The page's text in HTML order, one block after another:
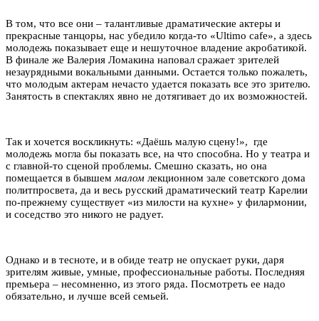
В том, что все они – талантливые драматические актеры и
прекрасные танцоры, нас убедило когда-то «Ultimo cafe», а здесь
молодежь показывает еще и нешуточное владение акробатикой.
В финале же Валерия Ломакина наповал сражает зрителей
незаурядными вокальными данными. Остается только пожалеть,
что молодым актерам нечасто удается показать все это зрителю.
Занятость в спектаклях явно не дотягивает до их возможностей.
Так и хочется воскликнуть: «Даёшь малую сцену!», где
молодежь могла бы показать все, на что способна. Но у театра и
с главной-то сценой проблемы. Смешно сказать, но она
помещается в бывшем малом лекционном зале советского дома
политпросвета, да и весь русский драматический театр Карелии
по-прежнему существует «из милости на кухне» у филармонии,
и соседство это никого не радует.
Однако и в тесноте, и в обиде театр не опускает руки, даря
зрителям живые, умные, профессиональные работы. Последняя
премьера – несомненно, из этого ряда. Посмотреть ее надо
обязательно, и лучше всей семьей.